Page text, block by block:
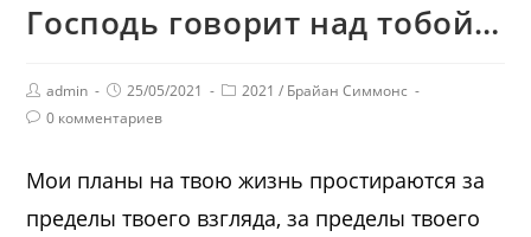
Господь говорит над тобой…
admin 25/05/2021 2021 / Брайан Симмонс
0 комментариев
Мои планы на твою жизнь простираются за
пределы твоего взгляда, за пределы твоего